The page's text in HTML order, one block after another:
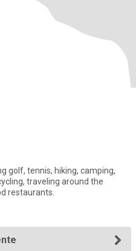
golf, tennis, hiking, camping,
traveling around the
restaurants.